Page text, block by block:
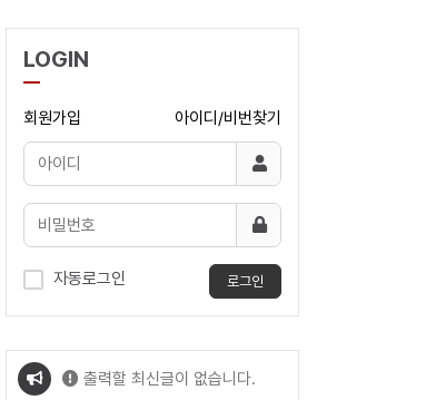
LOGIN
회원가입 아이디/비번찾기
자동로그인 로그인
출력할 최신글이 없습니다.